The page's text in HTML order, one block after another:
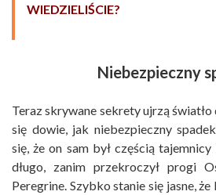
WIEDZIELIŚCIE?
Niebezpieczny
Teraz skrywane sekrety ujrzą
się dowie, jak niebezpieczny spadek
się, że on sam był częścią
długo, zanim przekroczył progi
Peregrine. Szybko stanie się jasne,